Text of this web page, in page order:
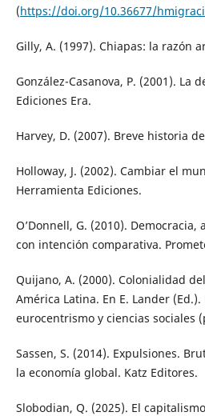
(https://doi.org/10.36677/
Gilly, A. (1997). Chiapas: la razón
González-Casanova, P. (2001). La
Ediciones Era.
Harvey, D. (2007). Breve historia
Holloway, J. (2002). Cambiar el
Herramienta Ediciones.
O’Donnell, G. (2010). Democracia,
con intención comparativa.
Quijano, A. (2000). Colonialidad
América Latina. En E. Lander
eurocentrismo y ciencias sociales
Sassen, S. (2014). Expulsiones.
la economía global. Katz Editores.
Slobodian, Q. (2025). El